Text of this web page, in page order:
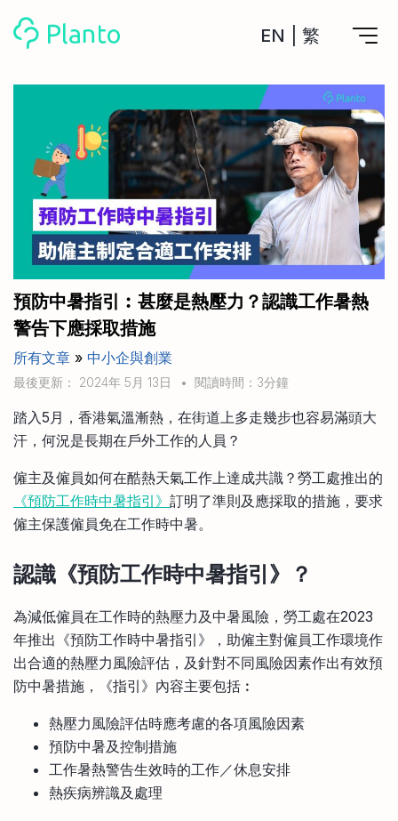
EN 繁
計劃買樓
計劃買樓第一步
全功能記賬
管理及分析所有戶口
管理MPF戶口
一次過管理所有強積金戶口
申請清卡數/私人貸款
CreFIT x Planto推廣優惠
工具
私人貸款
年利率/APR/年息比較
投資戶口 (美股)
比較最抵美股投資戶口
投資戶口 (港股)
比較最抵港股投資戶口
投資加密貨幣
比較最抵Crypto交易所
月供股票計劃
比較最抵月供計劃戶口
比較定存利率
信用卡
比較各種最優惠信用卡
關於我們
Academy
Marketplace
其他網站
手機App與理財資訊
商業解決方案
企業服務
預防中暑指引︰甚麼是熱壓力？認識工作暑熱
警告下應採取措施
所有文章 » 中小企與創業
最後更新： 2024年 5月 13日 • 閱讀時間：3分鐘
踏入5月，香港氣溫漸熱，在街道上多走幾步也容易滿頭大
汗，何況是長期在戶外工作的人員？
僱主及僱員如何在酷熱天氣工作上達成共識？勞工處推出的
《預防工作時中暑指引》 訂明了準則及應採取的措施，要求
僱主保護僱員免在工作時中暑。
認識《預防工作時中暑指引》？
為減低僱員在工作時的熱壓力及中暑風險，勞工處在2023
年推出《預防工作時中暑指引》，助僱主對僱員工作環境作
出合適的熱壓力風險評估，及針對不同風險因素作出有效預
防中暑措施，《指引》內容主要包括︰
熱壓力風險評估時應考慮的各項風險因素
預防中暑及控制措施
工作暑熱警告生效時的工作／休息安排
熱疾病辨識及處理